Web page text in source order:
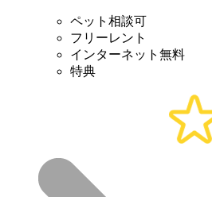
ペット相談可
フリーレント
インターネット無料
特典